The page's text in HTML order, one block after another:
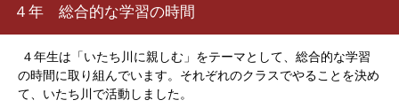
４年 総合的な学習の時間
４年生は「いたち川に親しむ」をテーマとして、総合的な学習
の時間に取り組んでいます。それぞれのクラスでやることを決め
て、いたち川で活動しました。